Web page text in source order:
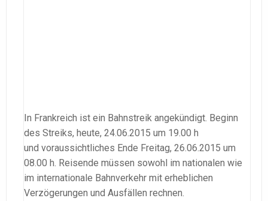
In Frankreich ist ein Bahnstreik angekündigt. Beginn
des Streiks, heute, 24.06.2015 um 19.00 h
und voraussichtliches Ende Freitag, 26.06.2015 um
08.00 h. Reisende müssen sowohl im nationalen wie
im internationale Bahnverkehr mit erheblichen
Verzögerungen und Ausfällen rechnen.